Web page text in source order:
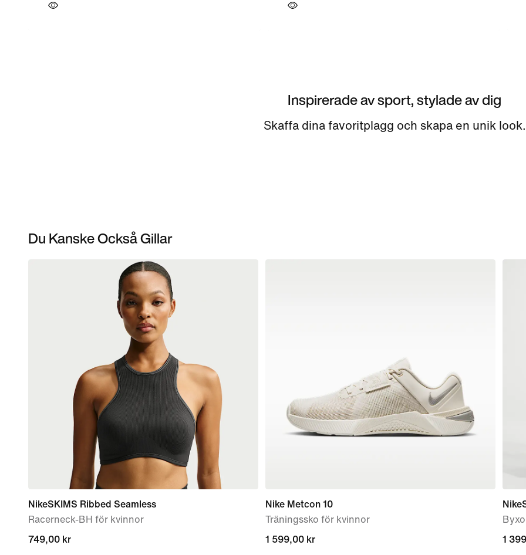
Inspirerade av sport, stylade av dig
Skaffa dina favoritplagg och skapa en unik look.
Du Kanske Också Gillar
NikeSKIMS Ribbed Seamless
Racerneck-BH för kvinnor
749,00 kr
749,00 kr
Nike Metcon 10
Träningssko för kvinnor
1 599,00 kr
1 599,00 kr
1
1